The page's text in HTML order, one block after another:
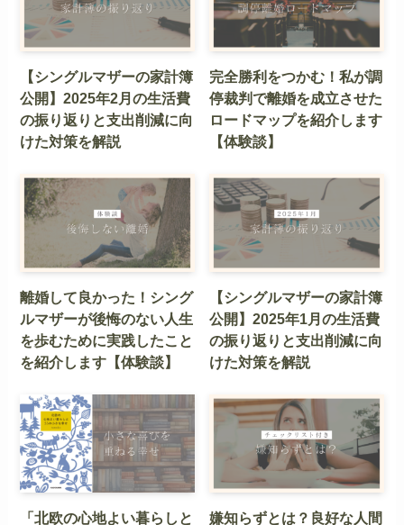
【シングルマザーの家計簿
公開】2025年2月の生活費
の振り返りと支出削減に向
けた対策を解説
完全勝利をつかむ！私が調
停裁判で離婚を成立させた
ロードマップを紹介します
【体験談】
離婚して良かった！シング
ルマザーが後悔のない人生
を歩むために実践したこと
を紹介します【体験談】
【シングルマザーの家計簿
公開】2025年1月の生活費
の振り返りと支出削減に向
けた対策を解説
「北欧の心地よい暮らしと
嫌知らずとは？良好な人間